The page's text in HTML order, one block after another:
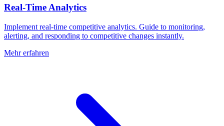
Real-Time Analytics
Implement real-time competitive analytics. Guide to monitoring,
alerting, and responding to competitive changes instantly.
Mehr erfahren